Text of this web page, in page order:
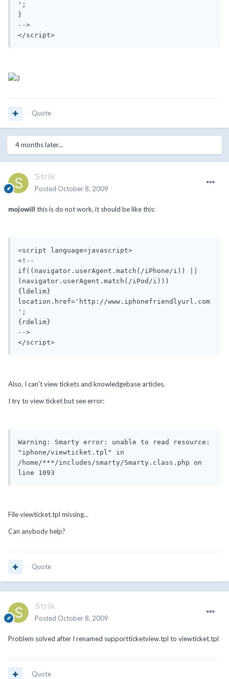
';
}
-->
</script>
Quote
4 months later...
Strik
Posted October 8, 2009
mojowill this is do not work, it should be like this:
<script language=javascript>
<!--
if((navigator.userAgent.match(/iPhone/i)) ||
(navigator.userAgent.match(/iPod/i)))
{ldelim}
location.href='http://www.iphonefriendlyurl.com
';
{rdelim}
-->
</script>
Also, I can't view tickets and knowledgebase articles.
I try to view ticket but see error:
Warning: Smarty error: unable to read resource:
"iphone/viewticket.tpl" in
/home/***/includes/smarty/Smarty.class.php on
line 1093
File viewticket.tpl missing...
Can anybody help?
Quote
Strik
Posted October 8, 2009
Problem solved after I renamed supportticketview.tpl to viewticket.tpl
Quote